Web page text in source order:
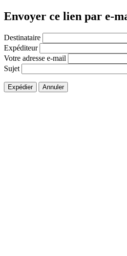
Envoyer ce lien par e-
Destinataire
Expéditeur
Votre adresse e-mail
Sujet
Expédier Annuler